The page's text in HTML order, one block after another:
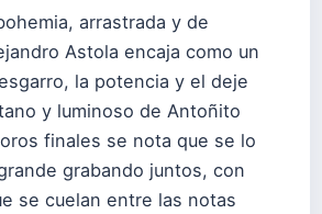
arrastrada y de
Astola encaja como un
la potencia y el deje
y luminoso de Antoñito
finales se nota que se lo
grabando juntos, con
se cuelan entre las notas